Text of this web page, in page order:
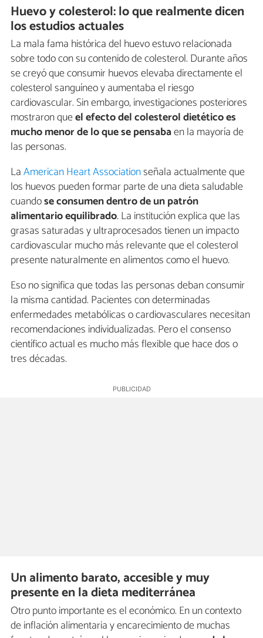
Huevo y colesterol: lo que realmente dicen
los estudios actuales
La mala fama histórica del huevo estuvo relacionada
sobre todo con su contenido de colesterol. Durante años
se creyó que consumir huevos elevaba directamente el
colesterol sanguíneo y aumentaba el riesgo
cardiovascular. Sin embargo, investigaciones posteriores
mostraron queel efecto del colesterol dietético es
mucho menor de lo que se pensabaen la mayoría de
las personas.
LaAmerican Heart Associationseñala actualmente que
los huevos pueden formar parte de una dieta saludable
cuandose consumen dentro de un patrón
alimentario equilibrado. La institución explica que las
grasas saturadas y ultraprocesados tienen un impacto
cardiovascular mucho más relevante que el colesterol
presente naturalmente en alimentos como el huevo.
Eso no significa que todas las personas deban consumir
la misma cantidad. Pacientes con determinadas
enfermedades metabólicas o cardiovasculares necesitan
recomendaciones individualizadas. Pero el consenso
científico actual es mucho más flexible que hace dos o
tres décadas.
Un alimento barato, accesible y muy
presente en la dieta mediterránea
Otro punto importante es el económico. En un contexto
de inflación alimentaria y encarecimiento de muchas